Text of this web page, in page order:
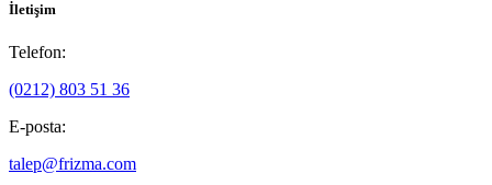
İletişim
Telefon:
(0212) 803 51 36
E-posta:
talep@frizma.com